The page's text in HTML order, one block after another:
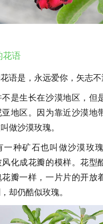
花语
语是，永远爱你，矢志不
是生长在沙漠地区，但
地区。因为靠近沙漠地
做沙漠玫瑰。
一种矿石也叫做沙漠玫
化成花瓣的模样。花型
瓣一样，一片片的开放
却仍酷似玫瑰。